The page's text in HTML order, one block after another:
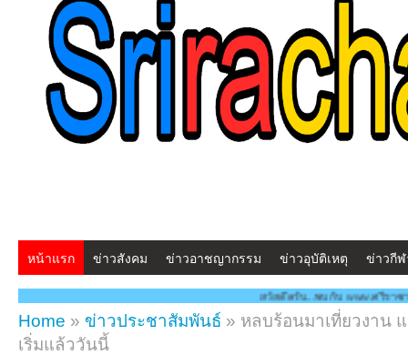
หน้าแรก ข่าวสังคม ข่าวอาชญากรรม ข่าวอุบัติเหตุ ข่าวกี
สวัสดีครับ...พบกับ www.ศรีราชาโพสต์.com โฉมใหม่!! "
Home » ข่าวประชาสัมพันธ์ » หลบร้อนมาเที่ยวงาน
เริ่มแล้ววันนี้